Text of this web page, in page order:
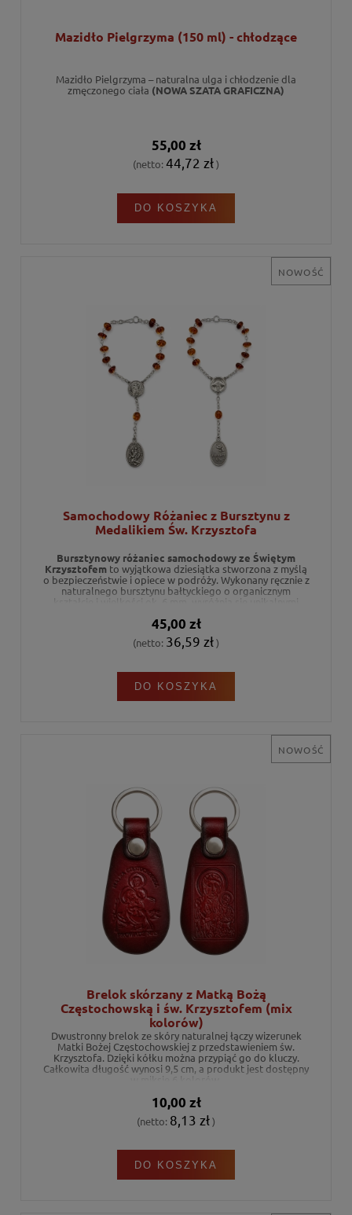
Mazidło Pielgrzyma (150 ml) - chłodzące
Mazidło Pielgrzyma – naturalna ulga i chłodzenie dla
zmęczonego ciała (NOWA SZATA GRAFICZNA)
55,00 zł
(netto: 44,72 zł)
DO KOSZYKA
Samochodowy Różaniec z Bursztynu z
Medalikiem Św. Krzysztofa
Bursztynowy różaniec samochodowy ze Świętym
Krzysztofem to wyjątkowa dziesiątka stworzona z myślą
o bezpieczeństwie i opiece w podróży. Wykonany ręcznie z
naturalnego bursztynu bałtyckiego o organicznym
kształcie i wielkości ok. 6 mm, wyróżnia się unikalnymi
kierownicy oraz dwustronnym medalikiem
przedstawiającym wizerunek patrona kierowców z
napisem "PROTECT US". Solidny metalowy łańcuszek z
45,00 zł
(netto: 36,59 zł)
DO KOSZYKA
NOWOŚĆ
Brelok skórzany z Matką Bożą
Częstochowską i św. Krzysztofem (mix
kolorów)
Dwustronny brelok ze skóry naturalnej łączy wizerunek
Matki Bożej Częstochowskiej z przedstawieniem św.
Krzysztofa. Dzięki kółku można przypiąć go do kluczy.
Całkowita długość wynosi 9,5 cm, a produkt jest dostępny
w miksie 6 kolorów.
10,00 zł
(netto: 8,13 zł)
DO KOSZYKA
NOWOŚĆ